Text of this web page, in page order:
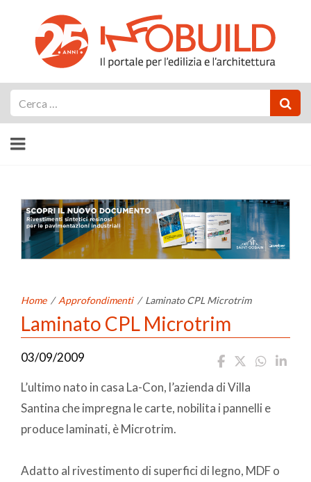
Home / Approfondimenti / Laminato CPL Microtrim
Laminato CPL Microtrim
03/09/2009
L’ultimo nato in casa La-Con, l’azienda di Villa
Santina che impregna le carte, nobilita i pannelli e
produce laminati, è Microtrim.
Adatto al rivestimento di superfici di legno, MDF o